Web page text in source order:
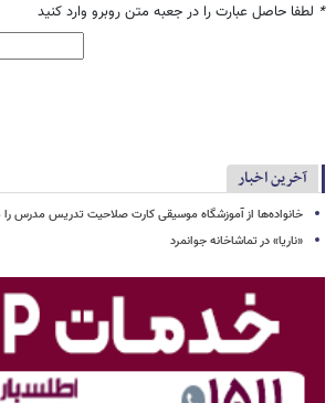
* لطفا حاصل عبارت را در جعبه متن روبرو وارد کنید
آخرین اخبار
خانواده‌ها از آموزشگاه موسیقی کارت صلاحیت تدریس مدرس را
«ناریا» در تماشاخانه جوانمرد